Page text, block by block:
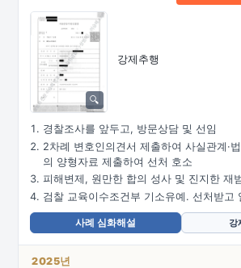
강제추행
경찰조사를 앞두고, 방문상담 및 선임
2차례 변호인의견서 제출하여 사실관계·
의 양형자료 제출하여 선처 호소
피해변제, 원만한 합의 성사 및 진지한 재
검찰 교육이수조건부 기소유예. 선처받고
사례 심화해설 강
2025년